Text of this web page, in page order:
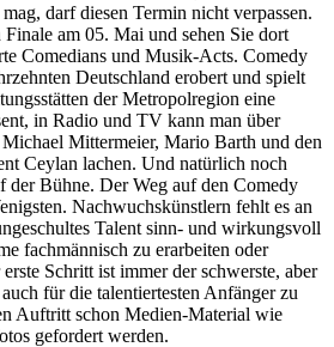
darf diesen Termin nicht verpassen.
am 05. Mai und sehen Sie dort
Comedians und Musik-Acts. Comedy
Deutschland erobert und spielt
der Metropolregion eine
in Radio und TV kann man über
Mittermeier, Mario Barth und den
Ceylan lachen. Und natürlich noch
der Bühne. Der Weg auf den Comedy
Nachwuchskünstlern fehlt es an
Talent sinn- und wirkungsvoll
fachmännisch zu erarbeiten oder
Schritt ist immer der schwerste, aber
für die talentiertesten Anfänger zu
Auftritt schon Medien-Material wie
gefordert werden.